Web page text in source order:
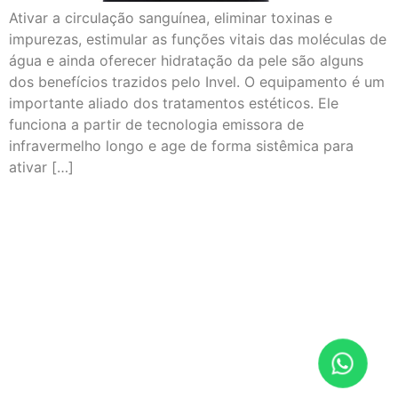
Ativar a circulação sanguínea, eliminar toxinas e
impurezas, estimular as funções vitais das moléculas de
água e ainda oferecer hidratação da pele são alguns
dos benefícios trazidos pelo Invel. O equipamento é um
importante aliado dos tratamentos estéticos. Ele
funciona a partir de tecnologia emissora de
infravermelho longo e age de forma sistêmica para
ativar […]